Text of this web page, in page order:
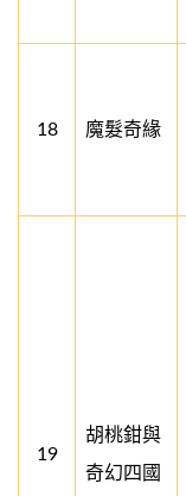
18 魔髮奇緣
19
胡桃鉗與
奇幻四國